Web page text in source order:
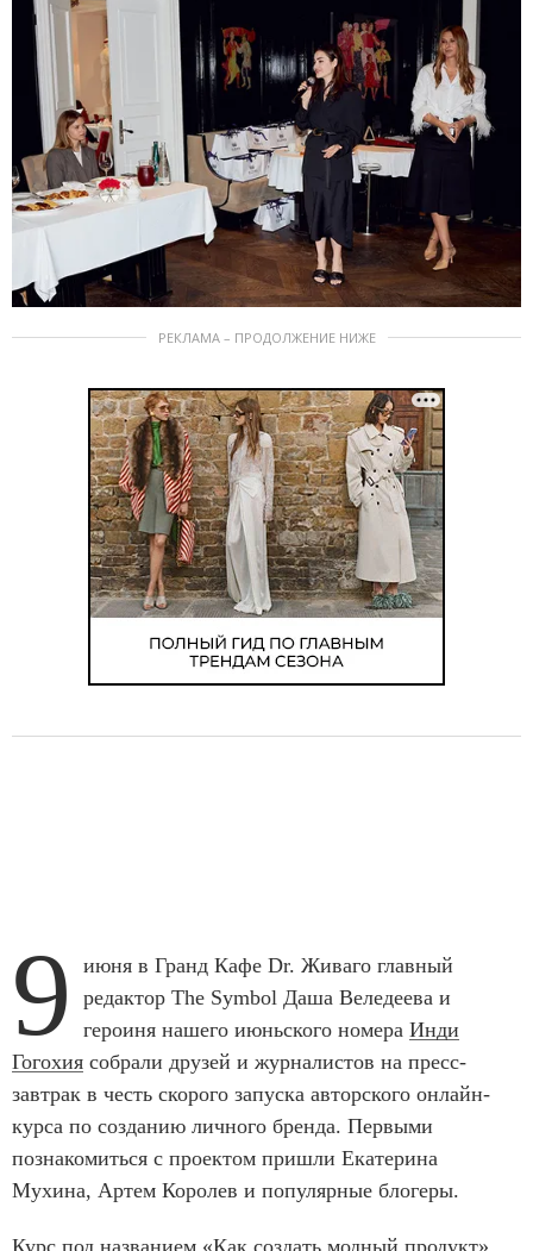
РЕКЛАМА – ПРОДОЛЖЕНИЕ НИЖЕ
9
июня в Гранд Кафе Dr. Живаго главный
редактор The Symbol Даша Веледеева и
героиня нашего июньского номера Инди
Гогохия собрали друзей и журналистов на пресс-
завтрак в честь скорого запуска авторского онлайн-
курса по созданию личного бренда. Первыми
познакомиться с проектом пришли Екатерина
Мухина, Артем Королев и популярные блогеры.